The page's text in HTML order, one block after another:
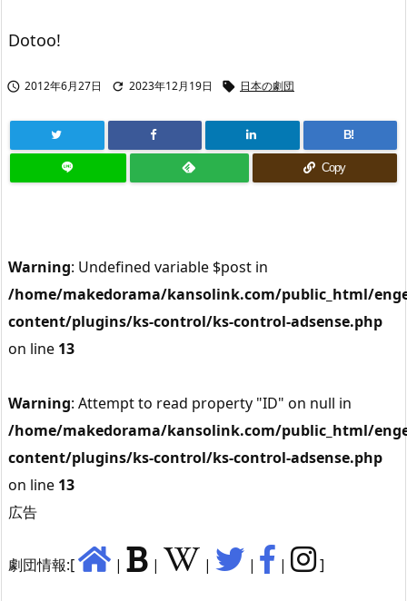
Dotoo!
 2012年6月27日  2023年12月19日  日本の劇団
B!
Copy
Warning: Undefined variable $post in
/home/makedorama/kansolink.com/public_html/
content/plugins/ks-control/ks-control-adsense.php
on line 13
Warning: Attempt to read property "ID" on null in
/home/makedorama/kansolink.com/public_html/
content/plugins/ks-control/ks-control-adsense.php
on line 13
広告
劇団情報:[ | | | | | ]